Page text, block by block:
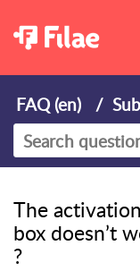
FAQ (en)
The
box doesn’t
?